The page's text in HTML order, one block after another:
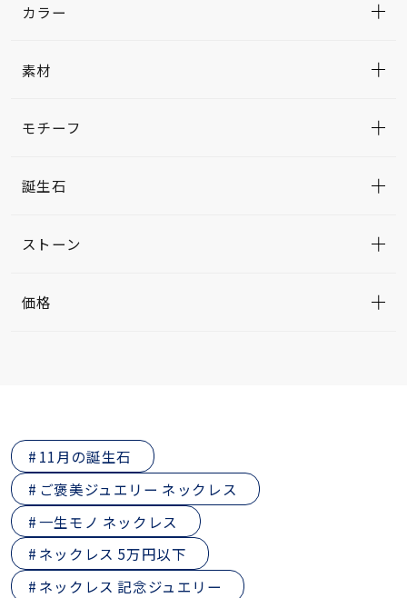
カラー
素材
モチーフ
誕生石
ストーン
価格
11月の誕生石
ご褒美ジュエリー ネックレス
一生モノ ネックレス
ネックレス 5万円以下
ネックレス 記念ジュエリー